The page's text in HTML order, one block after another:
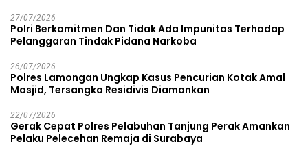
27/07/2026
Polri Berkomitmen Dan Tidak Ada Impunitas Terhadap
Pelanggaran Tindak Pidana Narkoba
26/07/2026
Polres Lamongan Ungkap Kasus Pencurian Kotak Amal
Masjid, Tersangka Residivis Diamankan
22/07/2026
Gerak Cepat Polres Pelabuhan Tanjung Perak Amankan
Pelaku Pelecehan Remaja di Surabaya